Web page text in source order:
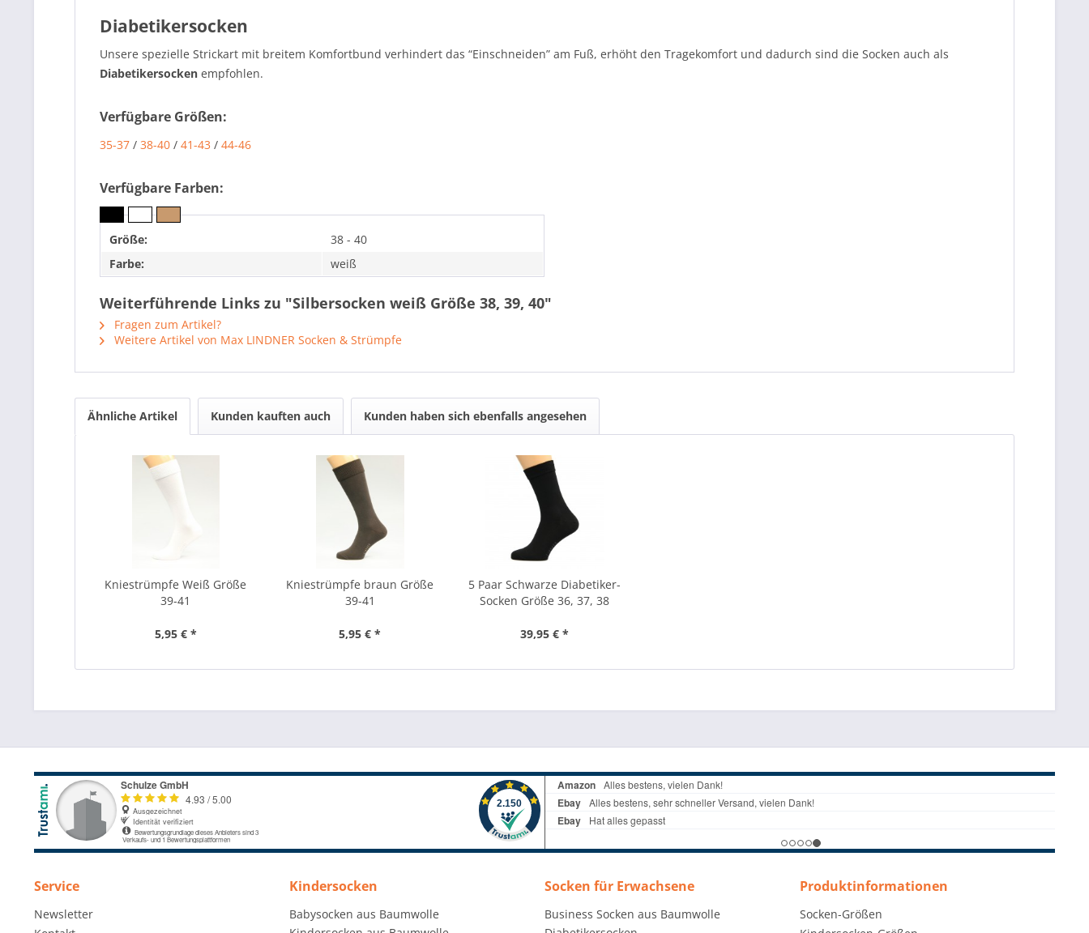
Diabetikersocken
Unsere spezielle Strickart mit breitem Komfortbund verhindert das “Einschneiden” am Fuß, erhöht den Tragekomfort und dadurch sind die Socken auch als
Diabetikersocken empfohlen.
Verfügbare Größen:
35-37 / 38-40 / 41-43 / 44-46
Verfügbare Farben:
Größe:
38 - 40
Farbe:
weiß
Weiterführende Links zu "Silbersocken weiß Größe 38, 39, 40"
Fragen zum Artikel?
Weitere Artikel von Max LINDNER Socken & Strümpfe
Ähnliche Artikel Kunden kauften auch Kunden haben sich ebenfalls angesehen
Kniestrümpfe Weiß Größe
39-41
5,95 € *
Kniestrümpfe braun Größe
39-41
5,95 € *
5 Paar Schwarze Diabetiker-
Socken Größe 36, 37, 38
39,95 € *
Service
Newsletter
Kindersocken
Babysocken aus Baumwolle
Socken für Erwachsene
Business Socken aus Baumwolle
Produktinformationen
Socken-Größen